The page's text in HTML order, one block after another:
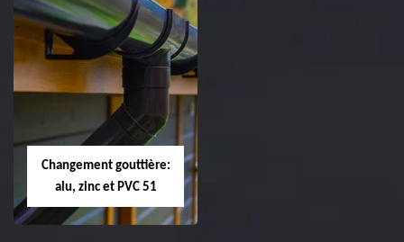
Réparation et
changement de
tuile de rive 51
Changement gouttière:
alu, zinc et PVC 51